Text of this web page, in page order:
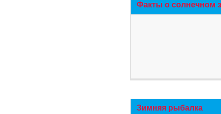
Факты о солнечном
Зимняя рыбалка